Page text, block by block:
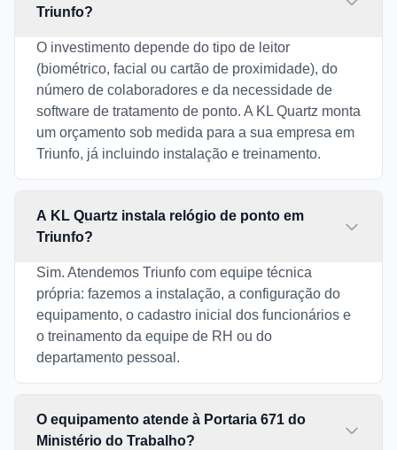
Triunfo?
O investimento depende do tipo de leitor
(biométrico, facial ou cartão de proximidade), do
número de colaboradores e da necessidade de
software de tratamento de ponto. A KL Quartz monta
um orçamento sob medida para a sua empresa em
Triunfo, já incluindo instalação e treinamento.
A KL Quartz instala relógio de ponto em
Triunfo?
Sim. Atendemos Triunfo com equipe técnica
própria: fazemos a instalação, a configuração do
equipamento, o cadastro inicial dos funcionários e
o treinamento da equipe de RH ou do
departamento pessoal.
O equipamento atende à Portaria 671 do
Ministério do Trabalho?